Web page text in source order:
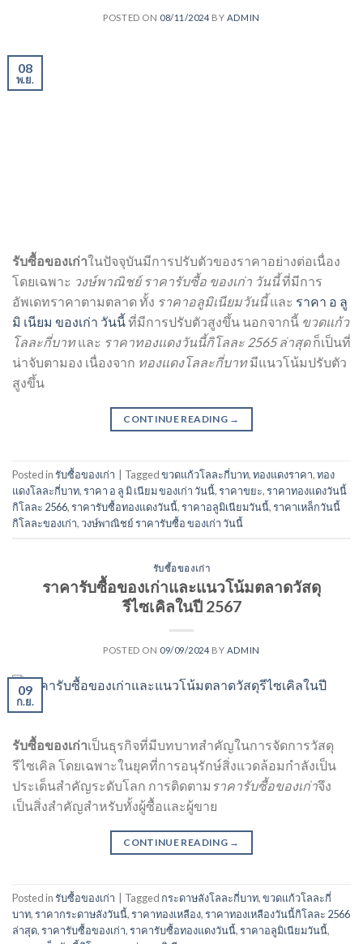
POSTED ON 08/11/2024 BY ADMIN
08
พ.ย.
รับซื้อของเก่าในปัจจุบันมีการปรับตัวของราคาอย่างต่อเนื่อง
โดยเฉพาะ วงษ์พาณิชย์ ราคารับซื้อ ของเก่า วันนี้ที่มีการ
อัพเดทราคาตามตลาด ทั้ง ราคาอลูมิเนียมวันนี้และ ราคา อ ลู
มิ เนียม ของเก่า วันนี้ที่มีการปรับตัวสูงขึ้น นอกจากนี้ ขวดแก้ว
โลละกี่บาทและ ราคาทองแดงวันนี้กิโลละ 2565 ล่าสุดก็เป็นที่
น่าจับตามอง เนื่องจาก ทองแดงโลละกี่บาทมีแนวโน้มปรับตัว
สูงขึ้น
CONTINUE READING →
Posted inรับซื้อของเก่า Taggedขวดแก้วโลละกี่บาท,ทองแดงราคา,ทอง
แดงโลละกี่บาท,ราคา อ ลู มิ เนียม ของเก่า วันนี้,ราคาขยะ,ราคาทองแดงวันนี้
กิโลละ 2566,ราคารับซื้อทองแดงวันนี้,ราคาอลูมิเนียมวันนี้,ราคาเหล็กวันนี้
กิโลละของเก่า,วงษ์พาณิชย์ ราคารับซื้อ ของเก่า วันนี้
รับซื้อของเก่า
ราคารับซื้อของเก่าและแนวโน้มตลาดวัสดุ
รีไซเคิลในปี 2567
POSTED ON 09/09/2024 BY ADMIN
09
ก.ย.
รับซื้อของเก่าเป็นธุรกิจที่มีบทบาทสำคัญในการจัดการวัสดุ
รีไซเคิล โดยเฉพาะในยุคที่การอนุรักษ์สิ่งแวดล้อมกำลังเป็น
ประเด็นสำคัญระดับโลก การติดตาม ราคารับซื้อของเก่าจึง
เป็นสิ่งสำคัญสำหรับทั้งผู้ซื้อและผู้ขาย
CONTINUE READING →
Posted inรับซื้อของเก่า Tagged กระดาษลังโลละกี่บาท,ขวดแก้วโลละกี่
บาท,ราคากระดาษลังวันนี้,ราคาทองเหลือง,ราคาทองเหลืองวันนี้กิโลละ 2566
ล่าสุด,ราคารับซื้อของเก่า,ราคารับซื้อทองแดงวันนี้,ราคาอลูมิเนียมวันนี้,